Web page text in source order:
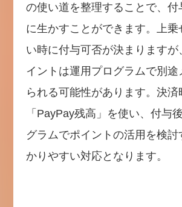
の使い道を整理することで、付
に生かすことができます。上乗
い時に付与可否が決まりますが
イントは運用プログラムで別途
られる可能性があります。決済
「PayPay残高」を使い、付与
グラムでポイントの活用を検討
かりやすい対応となります。